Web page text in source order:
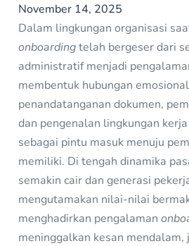
November 14, 2025
Dalam lingkungan organisasi
onboardingtelah bergeser dari
administratif menjadi
membentuk hubungan
penandatanganan dokumen,
dan pengenalan lingkungan
sebagai pintu masuk menuju
memiliki. Di tengah dinamika
semakin cair dan generasi
mengutamakan nilai-nilai
menghadirkan pengalaman
meninggalkan kesan mendalam,